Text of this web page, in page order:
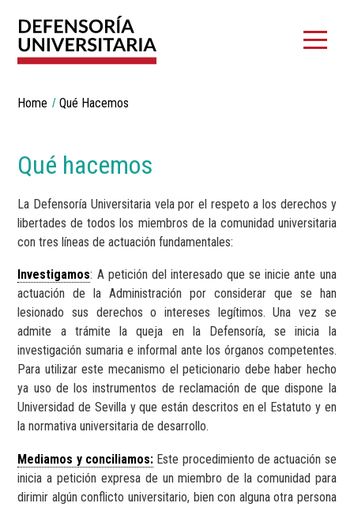
Breadcrumbs
You
Home Qué Hacemos
Qué hacemos
La Defensoría Universitaria vela por el respeto a los derechos y
libertades de todos los miembros de la comunidad universitaria
con tres líneas de actuación fundamentales:
Investigamos: A petición del interesado que se inicie ante una
actuación de la Administración por considerar que se han
lesionado sus derechos o intereses legítimos. Una vez se
admite a trámite la queja en la Defensoría, se inicia la
investigación sumaria e informal ante los órganos competentes.
Para utilizar este mecanismo el peticionario debe haber hecho
ya uso de los instrumentos de reclamación de que dispone la
Universidad de Sevilla y que están descritos en el Estatuto y en
la normativa universitaria de desarrollo.
Mediamos y conciliamos: Este procedimiento de actuación se
inicia a petición expresa de un miembro de la comunidad para
dirimir algún conflicto universitario, bien con alguna otra persona